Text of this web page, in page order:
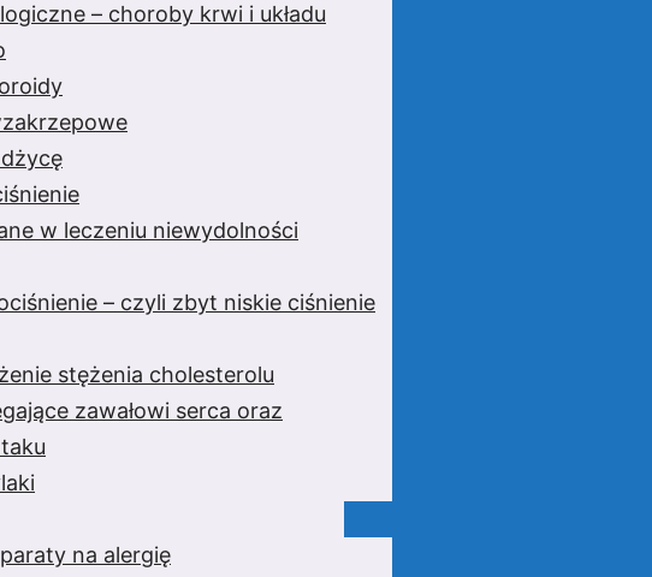
– choroby krwi i układu
w leczeniu niewydolności
– czyli zbyt niskie ciśnienie
stężenia cholesterolu
zawałowi serca oraz
na alergię